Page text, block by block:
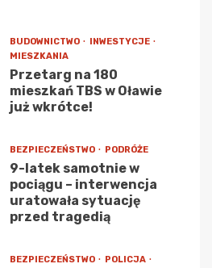
BUDOWNICTWO
INWESTYCJE
MIESZKANIA
Przetarg na 180
mieszkań TBS w Oławie
już wkrótce!
BEZPIECZEŃSTWO PODRÓŻE
9-latek samotnie w
pociągu – interwencja
uratowała sytuację
przed tragedią
BEZPIECZEŃSTWO
POLICJA